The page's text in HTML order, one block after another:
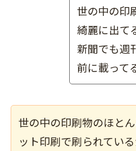
世の中の印
綺麗に出て
新聞でも週
前に載って
世の中の印刷物のほと
ット印刷で刷られている